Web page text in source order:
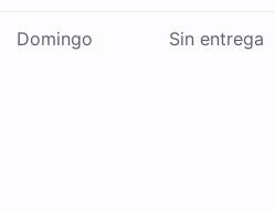
Domingo Sin entrega